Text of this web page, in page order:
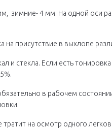
зимние- 4 мм. На одной оси
на присутствие в выхлопе
и стекла. Если есть
в рабочем
на осмотр одного